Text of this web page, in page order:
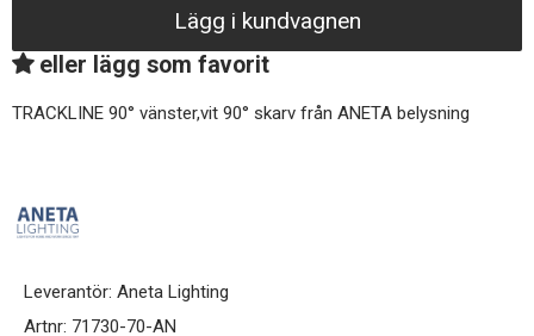
Lägg i kundvagnen
eller lägg som favorit
TRACKLINE 90° vänster,vit 90° skarv från ANETA belysning
Leverantör: Aneta Lighting
Artnr: 71730-70-AN